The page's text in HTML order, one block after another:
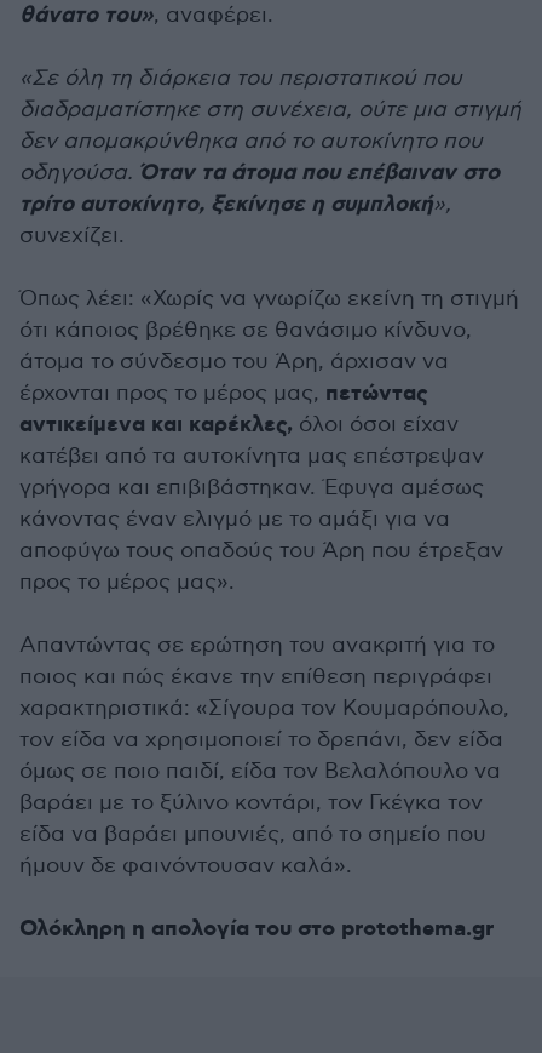
θάνατο του», αναφέρει.
«Σε όλη τη διάρκεια του περιστατικού που
διαδραματίστηκε στη συνέχεια, ούτε μια στιγμή
δεν απομακρύνθηκα από το αυτοκίνητο που
οδηγούσα. Όταν τα άτομα που επέβαιναν στο
τρίτο αυτοκίνητο, ξεκίνησε η συμπλοκή»,
συνεχίζει.
Όπως λέει: «Χωρίς να γνωρίζω εκείνη τη στιγμή
ότι κάποιος βρέθηκε σε θανάσιμο κίνδυνο,
άτομα το σύνδεσμο του Άρη, άρχισαν να
έρχονται προς το μέρος μας, πετώντας
αντικείμενα και καρέκλες, όλοι όσοι είχαν
κατέβει από τα αυτοκίνητα μας επέστρεψαν
γρήγορα και επιβιβάστηκαν. Έφυγα αμέσως
κάνοντας έναν ελιγμό με το αμάξι για να
αποφύγω τους οπαδούς του Άρη που έτρεξαν
προς το μέρος μας».
Απαντώντας σε ερώτηση του ανακριτή για το
ποιος και πώς έκανε την επίθεση περιγράφει
χαρακτηριστικά: «Σίγουρα τον Κουμαρόπουλο,
τον είδα να χρησιμοποιεί το δρεπάνι, δεν είδα
όμως σε ποιο παιδί, είδα τον Βελαλόπουλο να
βαράει με το ξύλινο κοντάρι, τον Γκέγκα τον
είδα να βαράει μπουνιές, από το σημείο που
ήμουν δε φαινόντουσαν καλά».
Ολόκληρη η απολογία του στο protothema.gr